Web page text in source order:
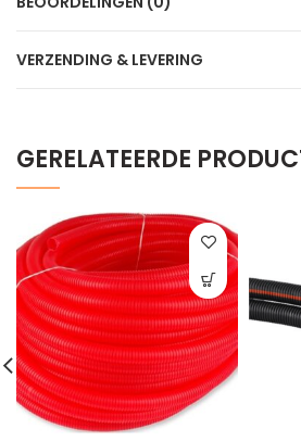
VERZENDING & LEVERING
GERELATEERDE